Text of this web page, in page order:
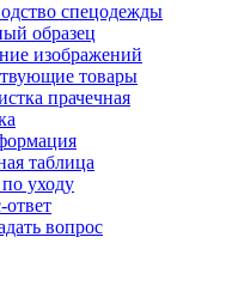
спецодежды
образец
изображений
товары
прачечная
таблица
уходу
вопрос